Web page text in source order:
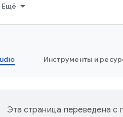
Ещё
Инструменты и
Эта страница переведена